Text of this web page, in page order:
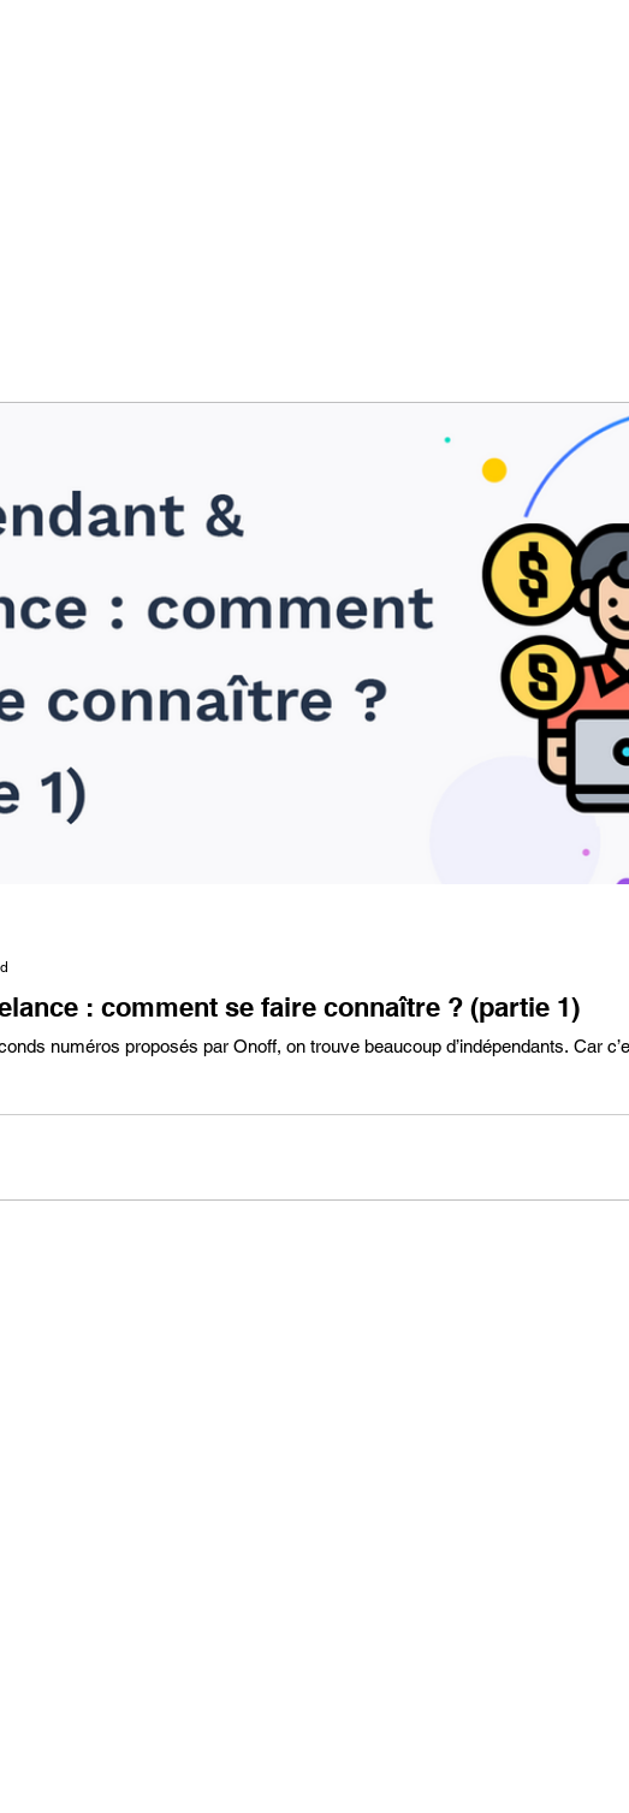
: comment se faire connaître ? (partie 1)
numéros proposés par Onoff, on trouve beaucoup d’indépendants. Car